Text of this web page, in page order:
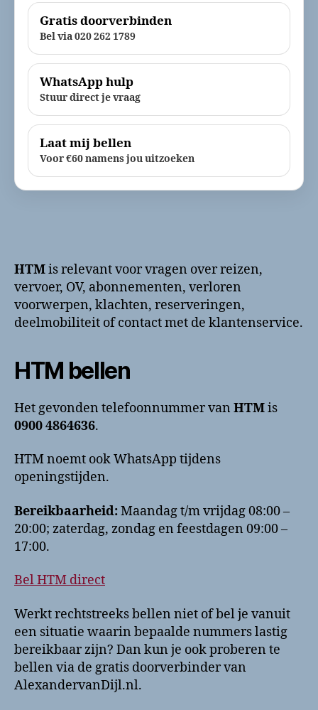
Gratis doorverbinden
Bel via 020 262 1789
WhatsApp hulp
Stuur direct je vraag
Laat mij bellen
Voor €60 namens jou uitzoeken
HTMis relevant voor vragen over reizen,
vervoer, OV, abonnementen, verloren
voorwerpen, klachten, reserveringen,
deelmobiliteit of contact met de klantenservice.
HTM bellen
Het gevonden telefoonnummer van HTMis
0900 4864636.
HTM noemt ook WhatsApp tijdens
openingstijden.
Bereikbaarheid:Maandag t/m vrijdag 08:00 –
20:00; zaterdag, zondag en feestdagen 09:00 –
17:00.
Bel HTM direct
Werkt rechtstreeks bellen niet of bel je vanuit
een situatie waarin bepaalde nummers lastig
bereikbaar zijn? Dan kun je ook proberen te
bellen via de gratis doorverbinder van
AlexandervanDijl.nl.